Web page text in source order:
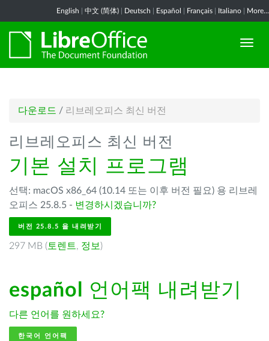
English 中文 (简体) Deutsch Español Français Italiano More...
다운로드 / 리브레오피스 최신 버전
리브레오피스 최신 버전
기본 설치 프로그램
선택: macOS x86_64 (10.14 또는 이후 버전 필요) 용 리브레
오피스 25.8.5 - 변경하시겠습니까?
버전 25.8.5 을 내려받기
297 MB ( 토렌트, 정보 )
español 언어팩 내려받기
다른 언어를 원하세요?
한국어 언어팩